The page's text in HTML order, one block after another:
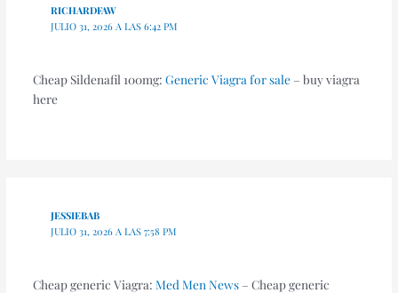
RICHARDFAW
JULIO 31, 2026 A LAS 6:42 PM
Cheap Sildenafil 100mg: Generic Viagra for sale– buy viagra
here
JESSIEBAB
JULIO 31, 2026 A LAS 7:58 PM
Cheap generic Viagra: Med Men News– Cheap generic